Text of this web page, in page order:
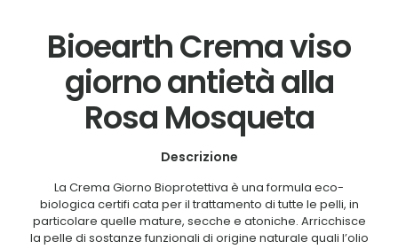
Bioearth Crema viso
giorno antietà alla
Rosa Mosqueta
Descrizione
La Crema Giorno Bioprotettiva è una formula eco-
biologica certifi cata per il trattamento di tutte le pelli, in
particolare quelle mature, secche e atoniche. Arricchisce
la pelle di sostanze funzionali di origine naturale quali l’olio